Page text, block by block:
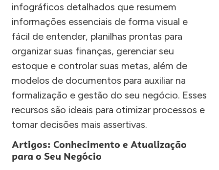
infográficos detalhados que resumem
informações essenciais de forma visual e
fácil de entender, planilhas prontas para
organizar suas finanças, gerenciar seu
estoque e controlar suas metas, além de
modelos de documentos para auxiliar na
formalização e gestão do seu negócio. Esses
recursos são ideais para otimizar processos e
tomar decisões mais assertivas.
Artigos: Conhecimento e Atualização
para o Seu Negócio